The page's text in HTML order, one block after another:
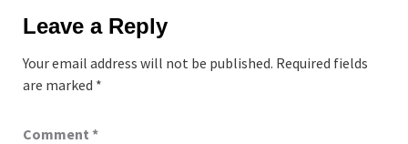
Leave a Reply
Your email address will not be published. Required fields
are marked *
Comment *